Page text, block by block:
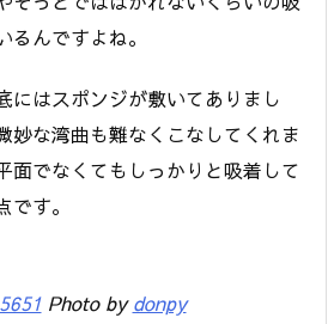
んですよね。
にはスポンジが敷いてありまし
妙な湾曲も難なくこなしてくれま
面でなくてもしっかりと吸着して
す。
Photo bydonpy